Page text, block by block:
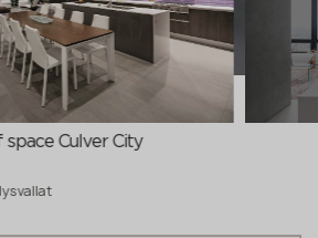
space Culver City